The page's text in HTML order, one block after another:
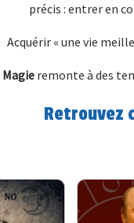
précis : entrer en
Acquérir « une vie
Magieremonte à des
Retrouvez